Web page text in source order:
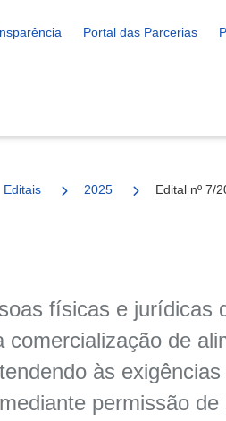
Portal das Parcerias
Editais 2025 Edital nº 7/
físicas e
de
às
permissão